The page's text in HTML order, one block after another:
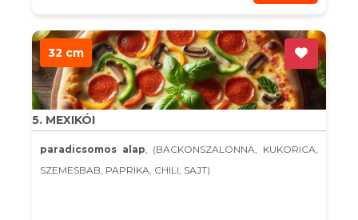
32 cm
5. MEXIKÓI
paradicsomos alap, (BACKONSZALONNA, KUKORICA,
SZEMESBAB, PAPRIKA, CHILI, SAJT)